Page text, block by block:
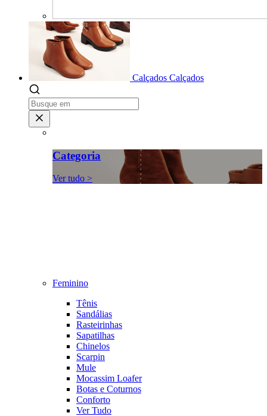
Calçados Calçados
Categoria
Ver tudo >
Feminino
Tênis
Sandálias
Rasteirinhas
Sapatilhas
Chinelos
Scarpin
Mule
Mocassim Loafer
Botas e Coturnos
Conforto
Ver Tudo